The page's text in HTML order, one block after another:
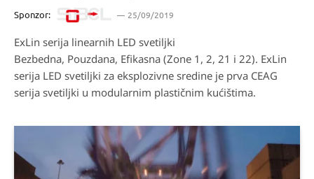
Sponzor: 25/09/2019
ExLin serija linearnih LED svetiljki
Bezbedna, Pouzdana, Efikasna (Zone 1, 2, 21 i 22). ExLin
serija LED svetiljki za eksplozivne sredine je prva CEAG
serija svetiljki u modularnim plastičnim kućištima.